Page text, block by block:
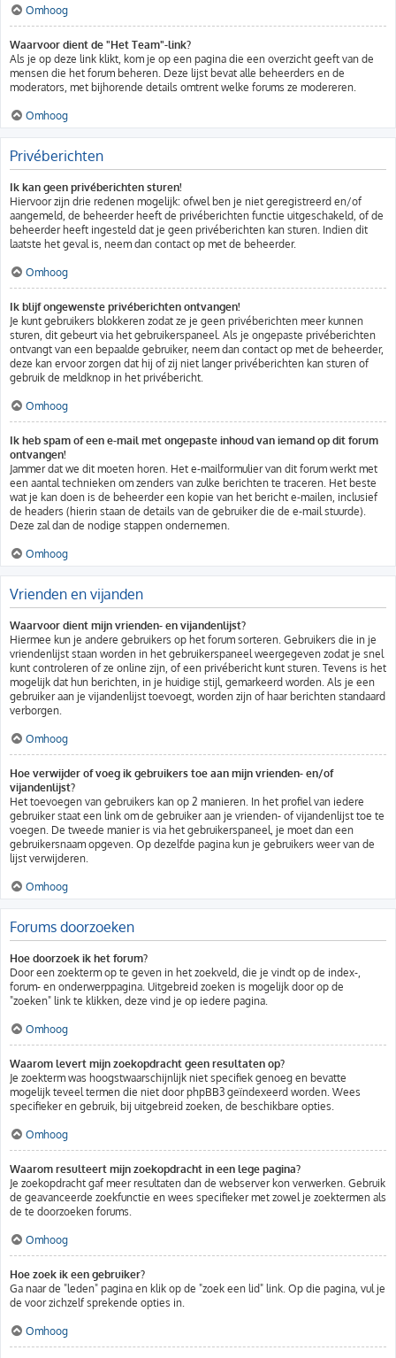
Omhoog
Waarvoor dient de "Het Team"-link?
Als je op deze link klikt, kom je op een pagina die een overzicht geeft van de
mensen die het forum beheren. Deze lijst bevat alle beheerders en de
moderators, met bijhorende details omtrent welke forums ze modereren.
Omhoog
Privéberichten
Ik kan geen privéberichten sturen!
Hiervoor zijn drie redenen mogelijk: ofwel ben je niet geregistreerd en/of
aangemeld, de beheerder heeft de privéberichten functie uitgeschakeld, of de
beheerder heeft ingesteld dat je geen privéberichten kan sturen. Indien dit
laatste het geval is, neem dan contact op met de beheerder.
Omhoog
Ik blijf ongewenste privéberichten ontvangen!
Je kunt gebruikers blokkeren zodat ze je geen privéberichten meer kunnen
sturen, dit gebeurt via het gebruikerspaneel. Als je ongepaste privéberichten
ontvangt van een bepaalde gebruiker, neem dan contact op met de beheerder,
deze kan ervoor zorgen dat hij of zij niet langer privéberichten kan sturen of
gebruik de meldknop in het privébericht.
Omhoog
Ik heb spam of een e-mail met ongepaste inhoud van iemand op dit forum
ontvangen!
Jammer dat we dit moeten horen. Het e-mailformulier van dit forum werkt met
een aantal technieken om zenders van zulke berichten te traceren. Het beste
wat je kan doen is de beheerder een kopie van het bericht e-mailen, inclusief
de headers (hierin staan de details van de gebruiker die de e-mail stuurde).
Deze zal dan de nodige stappen ondernemen.
Omhoog
Vrienden en vijanden
Waarvoor dient mijn vrienden- en vijandenlijst?
Hiermee kun je andere gebruikers op het forum sorteren. Gebruikers die in je
vriendenlijst staan worden in het gebruikerspaneel weergegeven zodat je snel
kunt controleren of ze online zijn, of een privébericht kunt sturen. Tevens is het
mogelijk dat hun berichten, in je huidige stijl, gemarkeerd worden. Als je een
gebruiker aan je vijandenlijst toevoegt, worden zijn of haar berichten standaard
verborgen.
Omhoog
Hoe verwijder of voeg ik gebruikers toe aan mijn vrienden- en/of
vijandenlijst?
Het toevoegen van gebruikers kan op 2 manieren. In het profiel van iedere
gebruiker staat een link om de gebruiker aan je vrienden- of vijandenlijst toe te
voegen. De tweede manier is via het gebruikerspaneel, je moet dan een
gebruikersnaam opgeven. Op dezelfde pagina kun je gebruikers weer van de
lijst verwijderen.
Omhoog
Forums doorzoeken
Hoe doorzoek ik het forum?
Door een zoekterm op te geven in het zoekveld, die je vindt op de index-,
forum- en onderwerppagina. Uitgebreid zoeken is mogelijk door op de
"zoeken" link te klikken, deze vind je op iedere pagina.
Omhoog
Waarom levert mijn zoekopdracht geen resultaten op?
Je zoekterm was hoogstwaarschijnlijk niet specifiek genoeg en bevatte
mogelijk teveel termen die niet door phpBB3 geïndexeerd worden. Wees
specifieker en gebruik, bij uitgebreid zoeken, de beschikbare opties.
Omhoog
Waarom resulteert mijn zoekopdracht in een lege pagina?
Je zoekopdracht gaf meer resultaten dan de webserver kon verwerken. Gebruik
de geavanceerde zoekfunctie en wees specifieker met zowel je zoektermen als
de te doorzoeken forums.
Omhoog
Hoe zoek ik een gebruiker?
Ga naar de "leden" pagina en klik op de "zoek een lid" link. Op die pagina, vul je
de voor zichzelf sprekende opties in.
Omhoog